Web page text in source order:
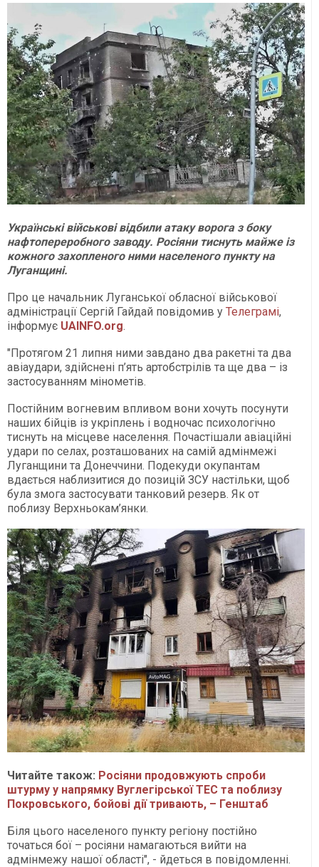
Українські військові відбили атаку ворога з боку
нафтопереробного заводу. Росіяни тиснуть майже із
кожного захопленого ними населеного пункту на
Луганщині.
Про це начальник Луганської обласної військової
адміністрації Сергій Гайдай повідомив у Телеграмі,
інформує UAINFO.org.
"Протягом 21 липня ними завдано два ракетні та два
авіаудари, здійснені п’ять артобстрілів та ще два – із
застосуванням мінометів.
Постійним вогневим впливом вони хочуть посунути
наших бійців із укріплень і водночас психологічно
тиснуть на місцеве населення. Почастішали авіаційні
удари по селах, розташованих на самій адмінмежі
Луганщини та Донеччини. Подекуди окупантам
вдається наблизитися до позицій ЗСУ настільки, щоб
була змога застосувати танковий резерв. Як от
поблизу Верхньокам’янки.
Читайте також: Росіяни продовжують спроби
штурму у напрямку Вуглегірської ТЕС та поблизу
Покровського, бойові дії тривають, – Генштаб
Біля цього населеного пункту регіону постійно
точаться бої – росіяни намагаються вийти на
адмінмежу нашої області", - йдеться в повідомленні.